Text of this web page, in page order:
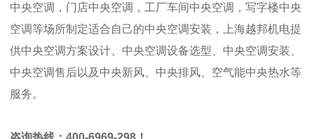
中央空调，门店中央空调，工厂车间中央空调，写字楼中央
空调等场所制定适合自己的中央空调安装，上海越邦机电提
供中央空调方案设计、中央空调设备选型、中央空调安装、
中央空调售后以及中央新风、中央排风、空气能中央热水等
服务。